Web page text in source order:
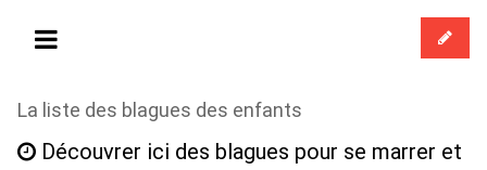
La liste des blagues des enfants
Découvrer ici des blagues pour se marrer et